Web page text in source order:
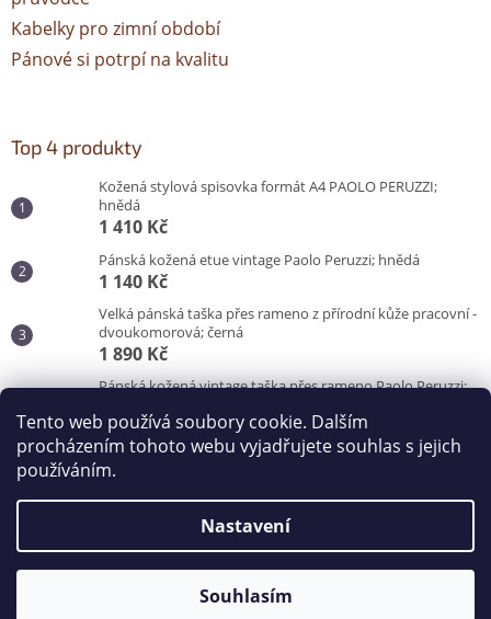
Tento web používá soubory cookie. Dalším
procházením tohoto webu vyjadřujete souhlas s jejich
používáním.
Nastavení
Souhlasím
Kabelky pro zimní období
Pánové si potrpí na kvalitu
Top 4 produkty
Kožená stylová spisovka formát A4 PAOLO PERUZZI;
hnědá
1 410 Kč
Pánská kožená etue vintage Paolo Peruzzi; hnědá
1 140 Kč
Velká pánská taška přes rameno z přírodní kůže pracovní -
dvoukomorová; černá
1 890 Kč
Pánská kožená vintage taška přes rameno Paolo Peruzzi;
3 100 Kč
Vytvořil Shoptet
Copyright 2026Kabelky od Hraběnky. Všechna práva
vyhrazena.